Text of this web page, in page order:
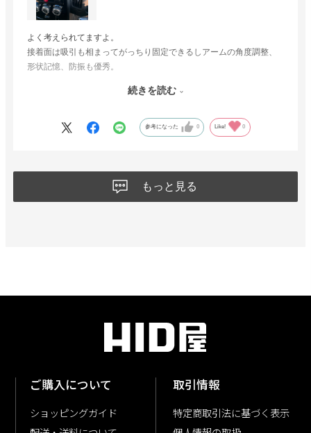
よく考えられてますよ。
接着面は吸引も相まってがっちり固定できるしアームの角度調整、
形状記憶、防振も優秀。
マグネットも付属のリングをスマホカバーに貼り付けて使用してい
画面も自在に回転して使えて、充電も楽。
続きを読む
参考になった 0 Like! 0
もっと見る
ご購入について
ショッピングガイド
取引情報
特定商取引法に基づく表示